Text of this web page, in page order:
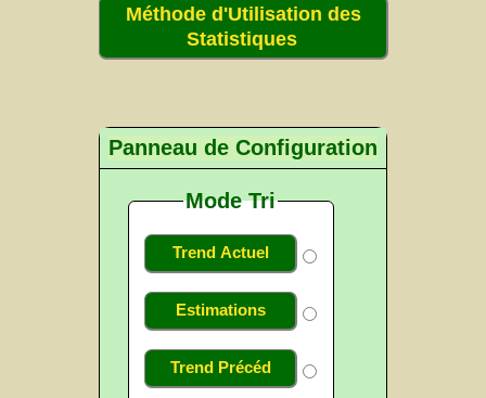
Méthode d'Utilisation des
Statistiques
Panneau de Configuration
Mode Tri
Trend Actuel
Estimations
Trend Précéd